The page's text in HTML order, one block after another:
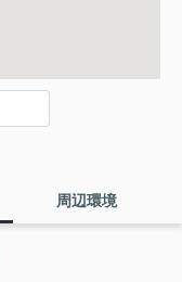
周辺環境